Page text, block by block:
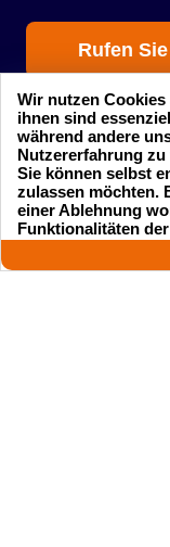
Rufen
Startseite
24 Stunden am
Wir nutzen
ihnen sind
während andere
Nutzererfahrung
Sie können selbst
zulassen möchten.
einer Ablehnung
Funktionalitäten